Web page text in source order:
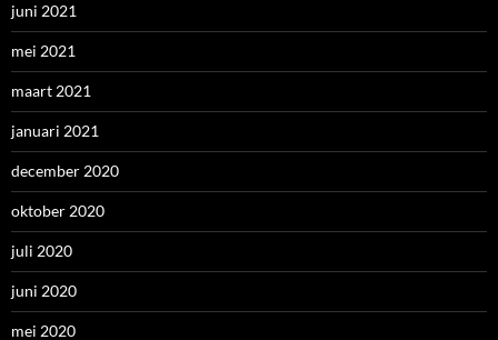
juni 2021
mei 2021
maart 2021
januari 2021
december 2020
oktober 2020
juli 2020
juni 2020
mei 2020